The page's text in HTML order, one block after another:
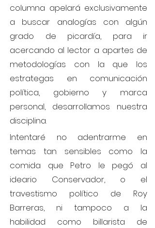
columna apelará exclusivamente
a buscar analogías con algún
grado de picardía, para ir
acercando al lector a apartes de
metodologías con la que los
estrategas en comunicación
política, gobierno y marca
personal, desarrollamos nuestra
disciplina.
Intentaré no adentrarme en
temas tan sensibles como la
comida que Petro le pegó al
ideario Conservador, o el
travestismo político de Roy
Barreras, ni tampoco a la
habilidad como billarista de